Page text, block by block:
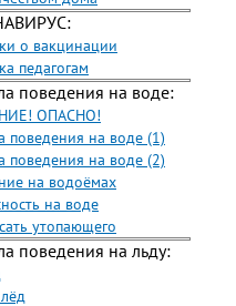
о вакцинации
педагогам
поведения на воде:
ОПАСНО!
поведения на воде (1)
поведения на воде (2)
на водоёмах
на воде
утопающего
поведения на льду: